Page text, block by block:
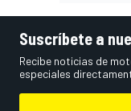
Suscríbete a
Recibe noticias de
especiales